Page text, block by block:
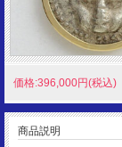
価格:396,000円(税込)
商品説明